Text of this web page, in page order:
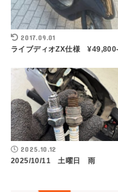
2017.09.01
ライブディオZX仕様 ¥49,800-
2025.10.12
2025/10/11 土曜日 雨